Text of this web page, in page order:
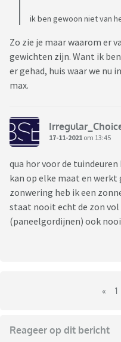
ik ben gewoon niet van
Zo zie je maar waarom er
gewichten zijn. Want ik
er gehad, huis waar we nu
max.
17-11-2021 om 13:45
qua hor voor de
kan op elke maat en werkt
zonwering heb ik een
staat nooit echt de zon vol
(paneelgordijnen) ook
« 1
Reageer op dit bericht